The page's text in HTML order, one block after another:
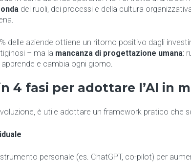
dei ruoli, dei processi e della cultura
delle aziende ottiene un ritorno positivo dagli
– ma la mancanza di progettazione umana:
e cambia ogni giorno.
4 fasi per adottare l’AI in
è utile adottare un framework pratico che
personale (es. ChatGPT, co-pilot) per